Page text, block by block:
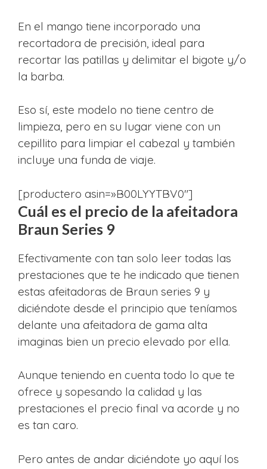
En el mango tiene incorporado una
recortadora de precisión, ideal para
recortar las patillas y delimitar el bigote y/o
la barba.
Eso sí, este modelo no tiene centro de
limpieza, pero en su lugar viene con un
cepillito para limpiar el cabezal y también
incluye una funda de viaje.
[productero asin=»B00LYYTBV0″]
Cuál es el precio de la afeitadora
Braun Series 9
Efectivamente con tan solo leer todas las
prestaciones que te he indicado que tienen
estas afeitadoras de Braun series 9 y
diciéndote desde el principio que teníamos
delante una afeitadora de gama alta
imaginas bien un precio elevado por ella.
Aunque teniendo en cuenta todo lo que te
ofrece y sopesando la calidad y las
prestaciones el precio final va acorde y no
es tan caro.
Pero antes de andar diciéndote yo aquí los